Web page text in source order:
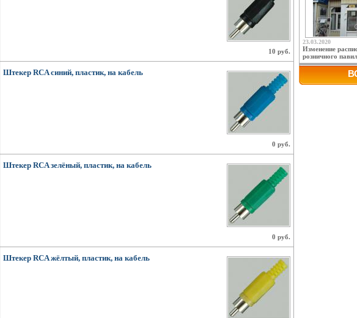
23.03.2020
Изменение
розничного
10 руб.
0 руб.
Штекер RCA синий, пластик, на кабель
0 руб.
Штекер RCA зелёный, пластик, на кабель
Штекер RCA жёлтый, пластик, на кабель